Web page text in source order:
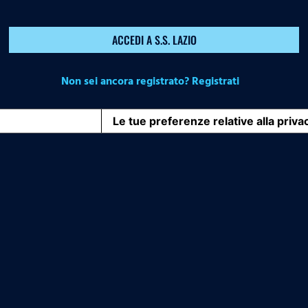
ACCEDI A S.S. LAZIO
Non sei ancora registrato? Registrati
Le tue preferenze relative alla